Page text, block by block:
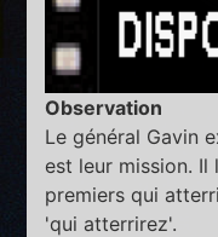
Observation
Le général Gavin
est leur mission. Il
premiers qui
'qui atterrirez'.